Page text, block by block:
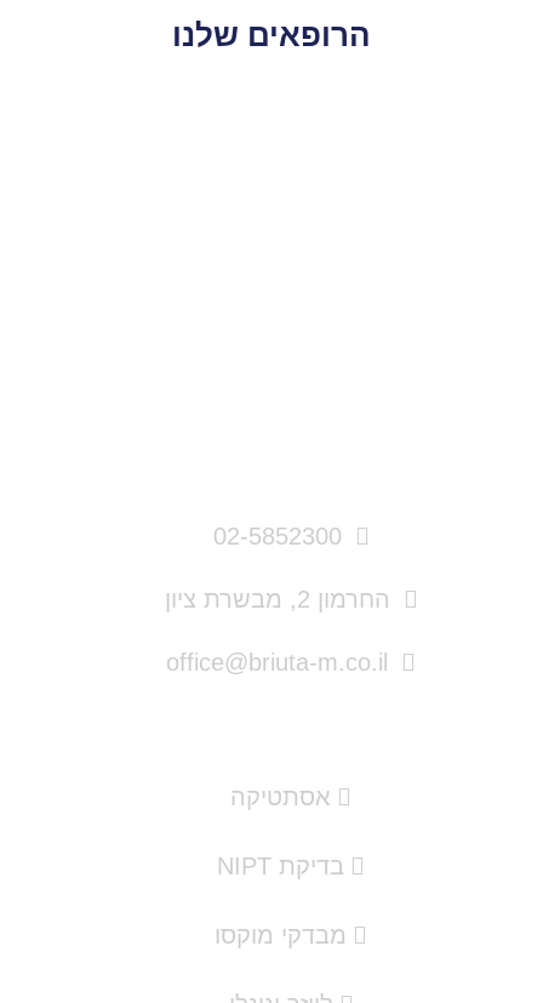
הרופאים שלנו
אסתטיקה
בדיקת NIPT
מבדקי מוקסו
02-5852300
החרמון 2, מבשרת ציון
office@briuta-m.co.il